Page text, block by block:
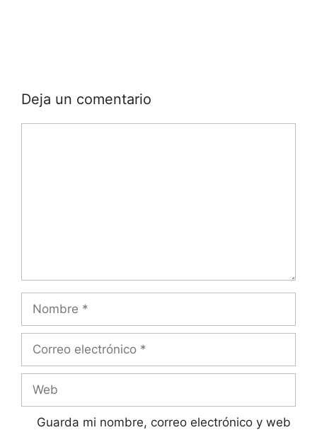
Deja un comentario
electrónico
Guarda mi nombre, correo electrónico y web